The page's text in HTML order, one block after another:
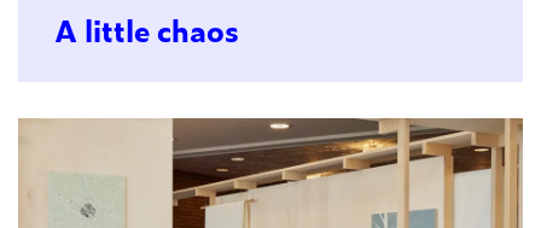
A little chaos